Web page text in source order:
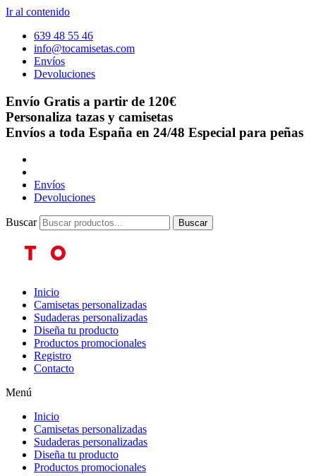
Ir al contenido
639 48 55 46
info@tocamisetas.com
Envíos
Devoluciones
Envío Gratis a partir de 120€
Personaliza tazas y camisetas
Envíos a toda España en 24/48 Especial para peñas
Envíos
Devoluciones
Buscar Buscar
Inicio
Camisetas personalizadas
Sudaderas personalizadas
Diseña tu producto
Productos promocionales
Registro
Contacto
Menú
Inicio
Camisetas personalizadas
Sudaderas personalizadas
Diseña tu producto
Productos promocionales